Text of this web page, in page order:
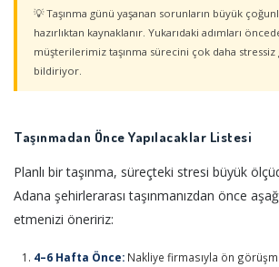
💡 Taşınma günü yaşanan sorunların büyük
hazırlıktan kaynaklanır. Yukarıdaki adımları
müşterilerimiz taşınma sürecini çok daha stressiz
bildiriyor.
Taşınmadan Önce Yapılacaklar Listesi
Planlı bir taşınma, süreçteki stresi büyük
Adana şehirlerarası taşınmanızdan önce
etmenizi öneririz:
4–6 Hafta Önce: Nakliye firmasıyla ön